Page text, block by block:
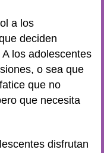
a los
deciden
los adolescentes
o sea que
que no
que necesita
disfrutan